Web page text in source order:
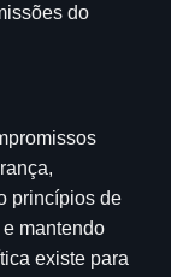
do
princípios de
mantendo
existe para